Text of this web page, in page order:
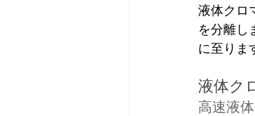
液体クロ
を分離し
に至りま
液体ク
高速液